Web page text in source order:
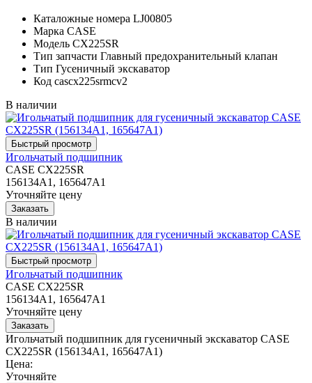
Каталожные номера LJ00805
Марка CASE
Модель CX225SR
Тип запчасти Главный предохранительный клапан
Тип Гусеничный экскаватор
Код cascx225srmcv2
В наличии
Игольчатый подшипник
CASE CX225SR
156134A1, 165647A1
Уточняйте цену
В наличии
Игольчатый подшипник
CASE CX225SR
156134A1, 165647A1
Уточняйте цену
Игольчатый подшипник для гусеничный экскаватор CASE
CX225SR (156134A1, 165647A1)
Цена:
Уточняйте